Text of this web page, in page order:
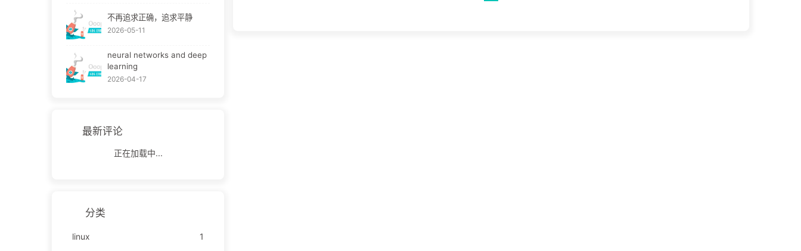
不再追求正确，追求平静
2026-05-11
neural networks and deep
learning
2026-04-17
最新评论
正在加载中...
分类
linux
1